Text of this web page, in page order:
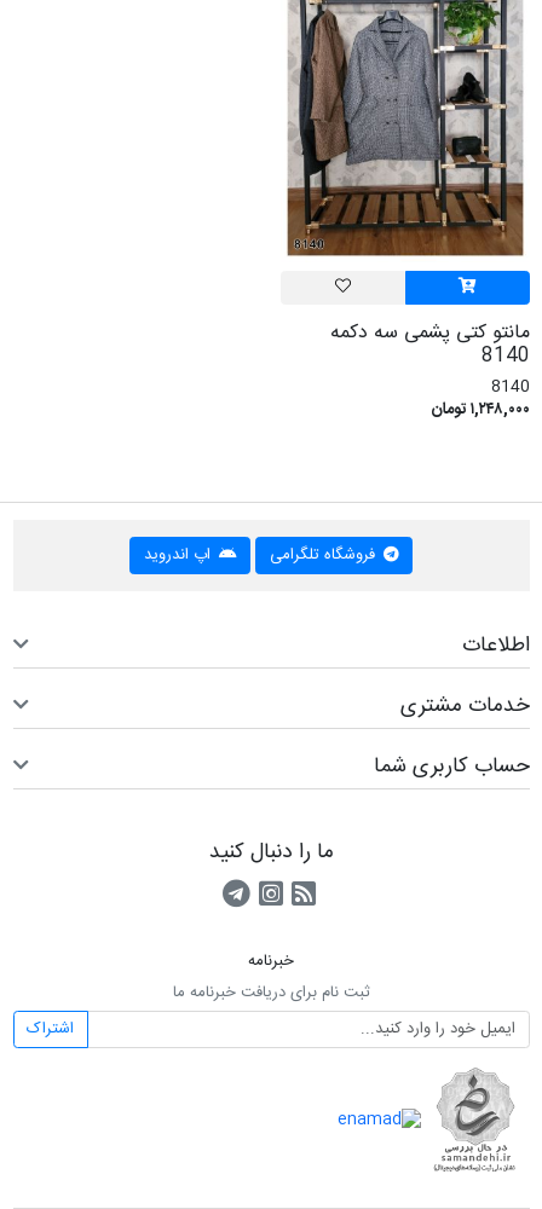
مانتو کتی پشمی سه دکمه
8140
8140
۱,۲۴۸,۰۰۰ تومان
فروشگاه تلگرامی اپ اندروید
اطلاعات
خدمات مشتری
حساب کاربری شما
ما را دنبال کنید
RSSکانال آپارات
کانال تلگرام
خبرنامه
ثبت نام برای دریافت خبرنامه ما
اشتراک